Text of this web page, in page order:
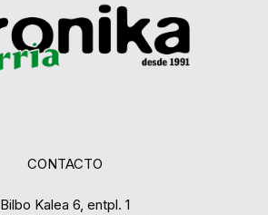
CONTACTO
Bilbo Kalea 6, entpl. 1